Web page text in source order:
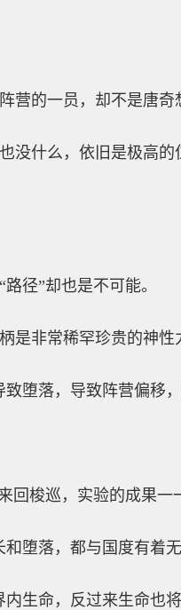
营的一员，却不是唐奇
没什么，依旧是极高
径”却也是不可能。
是非常稀罕珍贵的神性
堕落，导致阵营偏移
回梭巡，实验的成果一
堕落，都与国度有着
生命，反过来生命也